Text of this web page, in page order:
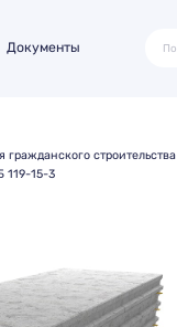
Документы
строительства
119-15-3